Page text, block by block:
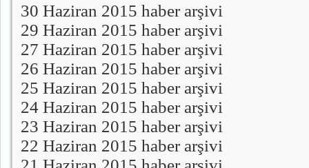
30 Haziran 2015 haber arşivi
29 Haziran 2015 haber arşivi
27 Haziran 2015 haber arşivi
26 Haziran 2015 haber arşivi
25 Haziran 2015 haber arşivi
24 Haziran 2015 haber arşivi
23 Haziran 2015 haber arşivi
22 Haziran 2015 haber arşivi